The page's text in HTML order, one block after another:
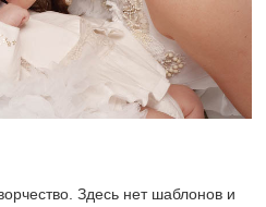
Здесь нет шаблонов и